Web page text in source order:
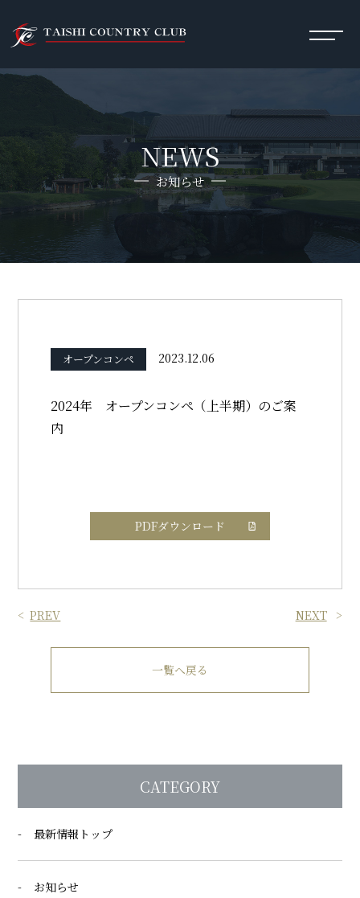
NEWS
お知らせ
オープンコンペ 2023.12.06
2024年 オープンコンペ（上半期）のご案
内
PDFダウンロード
PREV NEXT
一覧へ戻る
CATEGORY
最新情報トップ
お知らせ